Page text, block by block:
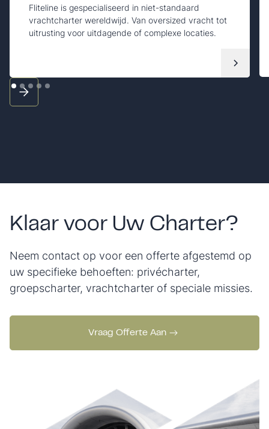
Fliteline is gespecialiseerd in niet-standaard
vrachtcharter wereldwijd. Van oversized vracht tot
uitrusting voor uitdagende of complexe locaties.
Klaar voor Uw Charter?
Neem contact op voor een offerte afgestemd op
uw specifieke behoeften: privécharter,
groepscharter, vrachtcharter of speciale missies.
Vraag Offerte Aan